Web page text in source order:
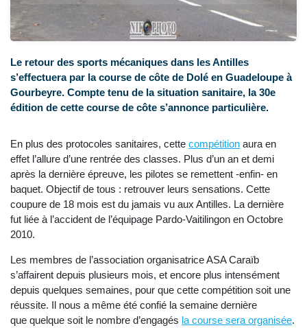
Le retour des sports mécaniques dans les Antilles
s’effectuera par la course de côte de Dolé en Guadeloupe à
Gourbeyre. Compte tenu de la situation sanitaire, la 30e
édition de cette course de côte s’annonce particulière.
En plus des protocoles sanitaires, cette compétition aura en
effet l’allure d’une rentrée des classes. Plus d’un an et demi
après la dernière épreuve, les pilotes se remettent -enfin- en
baquet. Objectif de tous : retrouver leurs sensations. Cette
coupure de 18 mois est du jamais vu aux Antilles. La dernière
fut liée à l’accident de l’équipage Pardo-Vaitilingon en Octobre
2010.
Les membres de l’association organisatrice ASA Caraïb
s’affairent depuis plusieurs mois, et encore plus intensément
depuis quelques semaines, pour que cette compétition soit une
réussite. Il nous a même été confié la semaine dernière
que quelque soit le nombre d’engagés la course sera organisée.